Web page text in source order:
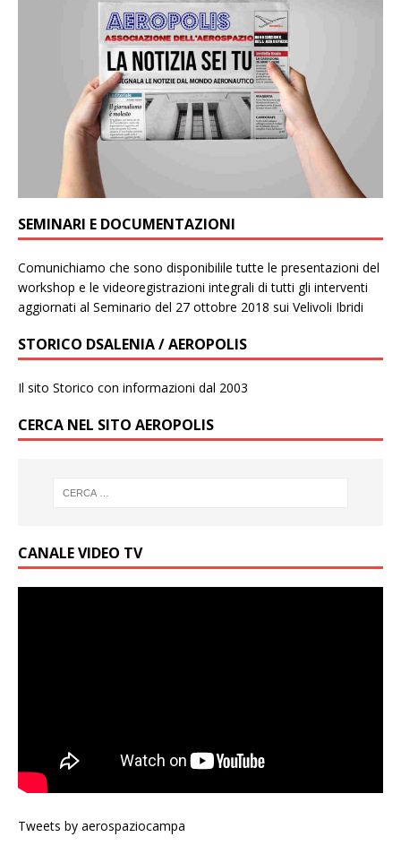
SEMINARI E DOCUMENTAZIONI
Comunichiamo che sono disponibilile tutte le presentazioni del
workshop e le videoregistrazioni integrali di tutti gli interventi
aggiornati al Seminario del 27 ottobre 2018 sui Velivoli Ibridi
STORICO DSALENIA / AEROPOLIS
Il sito Storico con informazioni dal 2003
CERCA NEL SITO AEROPOLIS
CANALE VIDEO TV
Tweets by aerospaziocampa